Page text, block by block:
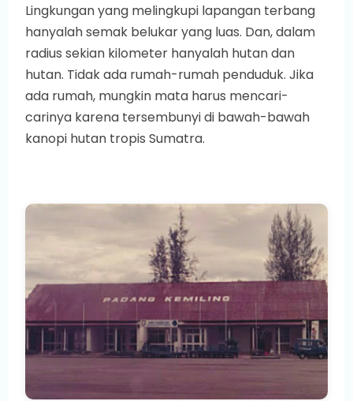
Lingkungan yang melingkupi lapangan terbang
hanyalah semak belukar yang luas. Dan, dalam
radius sekian kilometer hanyalah hutan dan
hutan. Tidak ada rumah-rumah penduduk. Jika
ada rumah, mungkin mata harus mencari-
carinya karena tersembunyi di bawah-bawah
kanopi hutan tropis Sumatra.